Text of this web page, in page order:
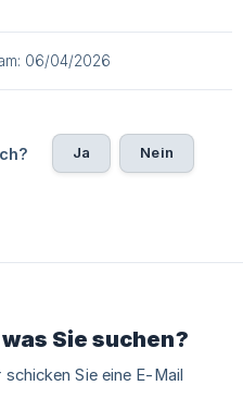
06/04/2026
Ja Nein
Sie suchen?
Sie eine E-Mail